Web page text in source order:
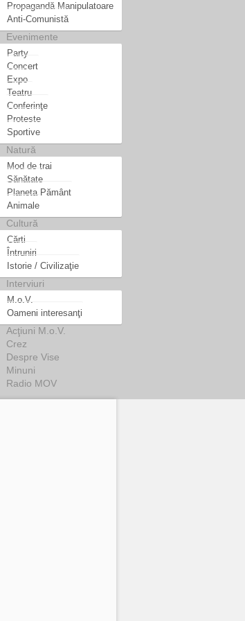
Propagandă Manipulatoare
Anti-Comunistă
Evenimente
Party
Concert
Expo
Teatru
Conferinţe
Proteste
Sportive
Natură
Mod de trai
Sănătate
Planeta Pământ
Animale
Cultură
Cărti
Întruniri
Istorie / Civilizaţie
Interviuri
M.o.V.
Oameni interesanţi
Acţiuni M.o.V.
Crez
Despre Vise
Minuni
Radio MOV